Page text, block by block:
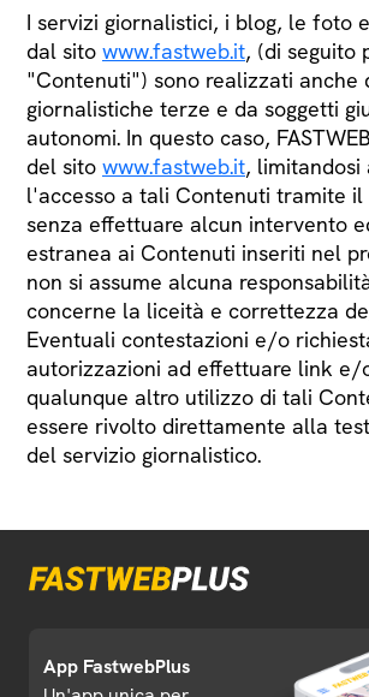
I servizi giornalistici, i blog, le foto
dal sito www.fastweb.it, (di seguito
"Contenuti") sono realizzati anche
giornalistiche terze e da soggetti
autonomi. In questo caso,
del sito www.fastweb.it, limitandosi
l'accesso a tali Contenuti tramite il
senza effettuare alcun intervento
estranea ai Contenuti inseriti nel
non si assume alcuna
concerne la liceità e correttezza
Eventuali contestazioni e/o
autorizzazioni ad effettuare link
qualunque altro utilizzo di tali
essere rivolto direttamente alla
del servizio giornalistico.
App FastwebPlus